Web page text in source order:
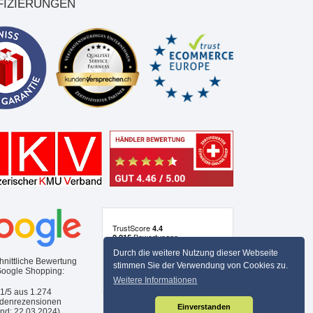
Durch die weitere Nutzung dieser Webseite
stimmen Sie der Verwendung von Cookies zu.
Weitere Informationen
Einverstanden
Bewertung
Shopping:
5 aus 1.274